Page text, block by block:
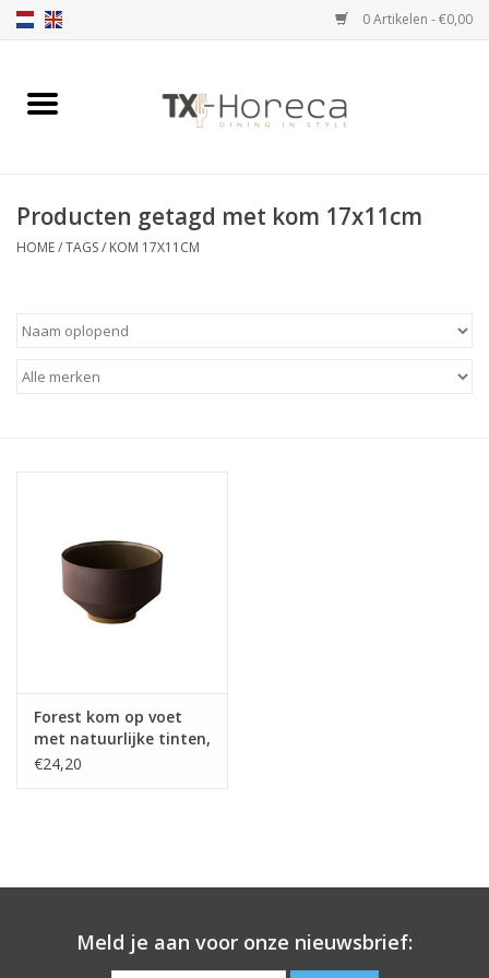
0 Artikelen - €0,00
Home
Catalogi
Producten getagd met kom 17x11cm
HOME/TAGS/ KOM 17X11CM
Forest kom op voet
met natuurlijke tinten,
17,2x11cm, 1600ml
€24,20
Meld je aan voor onze nieuwsbrief: